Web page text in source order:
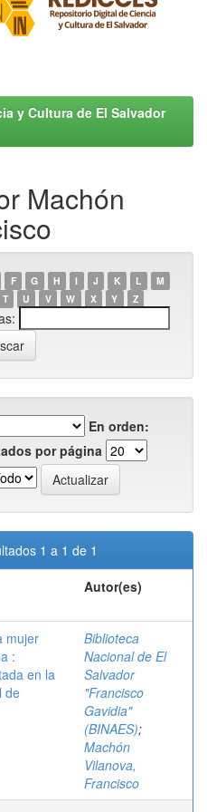
y Cultura de El Salvador
Machón
F G H I J K L
M
T U V W X Y Z
En orden:
por página
1 a 1 de 1
Autor(es)
mujer
:
en la
de
Biblioteca
Nacional de El
Salvador
"Francisco
Gavidia"
(BINAES);
Machón
Vilanova,
Francisco